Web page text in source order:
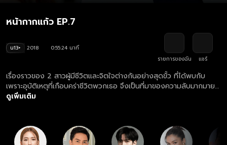
หน้ากากแก้ว EP.7
น13+ 2018
0:55:24 นาที
รายการของฉัน
แชร์
เรื่องราวของ 2 สาวผู้มีชีวิตและจิตใจต่างกันอย่างสุดขั้ว ที่ได้พบกับ
เพราะอุบัติเหตุที่เกือบคร่าชีวิตพวกเธอ จึงเป็นที่มาของความลับมากมายที่
ถูกซ่อนไว้ภายใต้การ “ศัลยกรรม” ที่ใครหลายคนต้องร่วมกันสืบหาความ
ดูเพิ่มเติม